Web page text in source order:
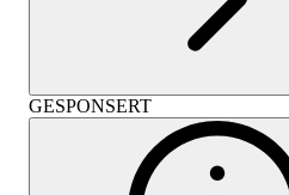
GESPONSERT